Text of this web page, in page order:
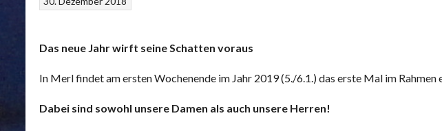
Das neue Jahr wirft seine Schatten voraus
In Merl findet am ersten Wochenende im Jahr 2019 (5./6.1.) das erste Mal im
Dabei sind sowohl unsere Damen als auch unsere Herren!